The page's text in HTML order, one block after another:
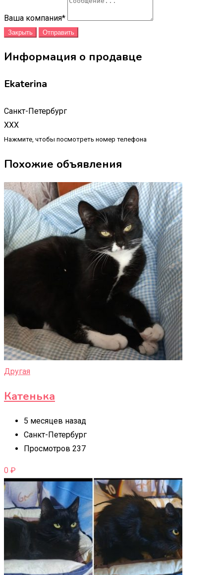
Ваша компания*
Закрыть Отправить
Информация о продавце
Ekaterina
Санкт-Петербург
XXX
Нажмите, чтобы посмотреть номер телефона
Похожие объявления
Другая
Катенька
5 месяцев назад
Санкт-Петербург
Просмотров 237
0 ₽